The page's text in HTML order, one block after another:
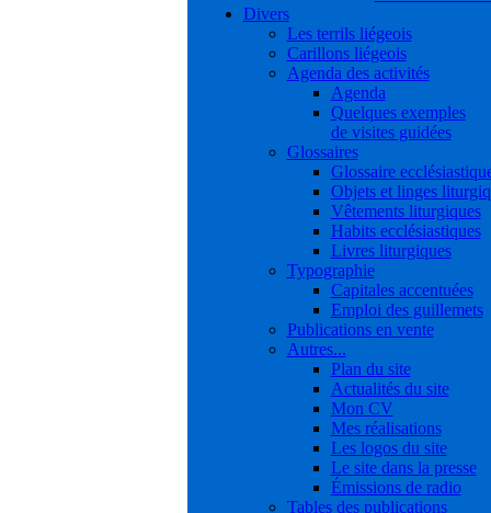
Divers
Les terrils liégeois
Carillons liégeois
Agenda des activités
Agenda
Quelques exemples
de visites guidées
Glossaires
Glossaire
Objets et linges
Vêtements liturgiques
Habits ecclésiastiques
Livres liturgiques
Typographie
Capitales accentuées
Emploi des guillemets
Publications en vente
Autres...
Plan du site
Actualités du site
Mon CV
Mes réalisations
Les logos du site
Le site dans la presse
Émissions de radio
Tables des publications